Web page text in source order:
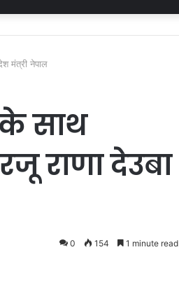
मंत्री नेपाल
के साथ
राणा देउबा
0 154 1 minute read